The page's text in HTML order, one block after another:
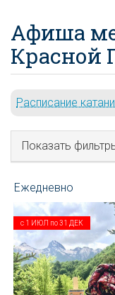
Афиша
Красной
Расписание
Показать
с 1 ИЮЛ по31 ДЕК